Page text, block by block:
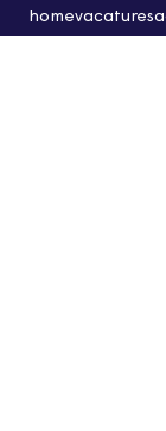
homevacatures